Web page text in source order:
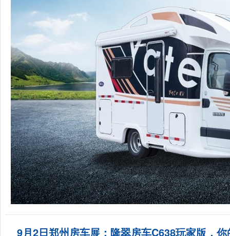
9月2日郑州房车展：隆翠房车C638玩家版，